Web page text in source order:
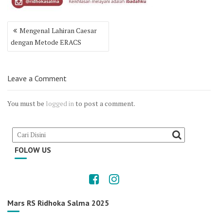
Post
navigation
Mengenal Lahiran Caesar
dengan Metode ERACS
Leave a Comment
You must be logged in to post a comment.
FOLOW US
Mars RS Ridhoka Salma 2025